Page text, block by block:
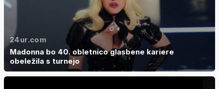
24ur.com
Madonna bo 40. obletnico glasbene kariere
obeležila s turnejo